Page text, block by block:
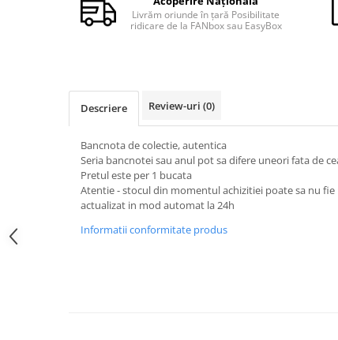
Monede Euro, Eurocenti
Monede Europa
Accesorii colectie bancnote
Albume cu folii pentru stocare
Folii pentru stocare bancnote, la
Folii pentru stocare bancnote, la
pachet
Folii tip poseta, pentru bancnote,
Livrăm oriunde în țară Posibilitate
ridicare de la FANbox sau EasyBox
Descriere Review-uri (0)
Bancnota de colectie, autentica
Seria bancnotei sau anul pot sa difere uneori fata de
Pretul este per 1 bucata
Atentie - stocul din momentul achizitiei poate sa nu fie
actualizat in mod automat la 24h
Informatii conformitate produs